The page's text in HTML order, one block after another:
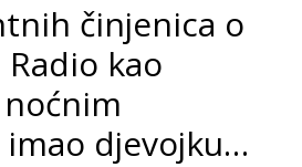
činjenica o
kao
djevojku…